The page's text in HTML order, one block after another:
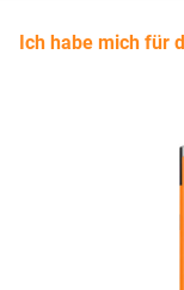
Ich habe mich für